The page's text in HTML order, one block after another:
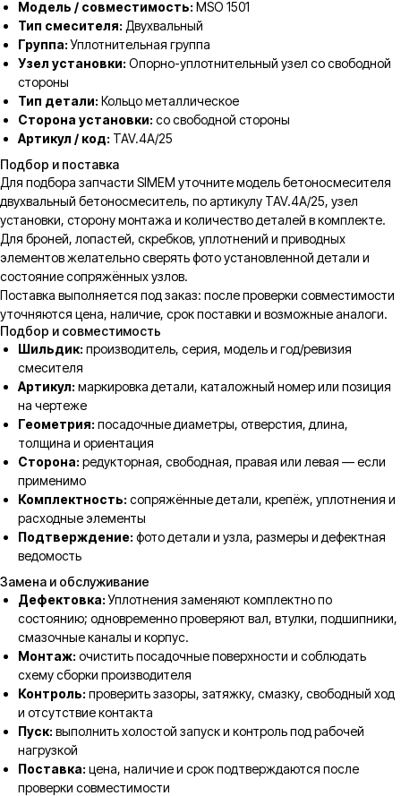
Модель / совместимость: MSO 1501
Тип смесителя: Двухвальный
Группа:Уплотнительная группа
Узел установки: Опорно-уплотнительный узел со свободной
стороны
Тип детали: Кольцо металлическое
Сторона установки: со свободной стороны
Артикул / код: TAV.4A/25
Подбор и поставка
Для подбора запчасти SIMEM уточните модель бетоносмесителя
двухвальный бетоносмеситель, по артикулу TAV.4A/25, узел
установки, сторону монтажа и количество деталей в комплекте.
Для броней, лопастей, скребков, уплотнений и приводных
элементов желательно сверять фото установленной детали и
состояние сопряжённых узлов.
Поставка выполняется под заказ: после проверки совместимости
уточняются цена, наличие, срок поставки и возможные аналоги.
Подбор и совместимость
Шильдик: производитель, серия, модель и год/ревизия
смесителя
Артикул: маркировка детали, каталожный номер или позиция
на чертеже
Геометрия: посадочные диаметры, отверстия, длина,
толщина и ориентация
Сторона: редукторная, свободная, правая или левая — если
применимо
Комплектность: сопряжённые детали, крепёж, уплотнения и
расходные элементы
Подтверждение: фото детали и узла, размеры и дефектная
ведомость
Замена и обслуживание
Дефектовка:Уплотнения заменяют комплектно по
состоянию; одновременно проверяют вал, втулки, подшипники,
смазочные каналы и корпус.
Монтаж: очистить посадочные поверхности и соблюдать
схему сборки производителя
Контроль: проверить зазоры, затяжку, смазку, свободный ход
и отсутствие контакта
Пуск: выполнить холостой запуск и контроль под рабочей
нагрузкой
Поставка: цена, наличие и срок подтверждаются после
проверки совместимости